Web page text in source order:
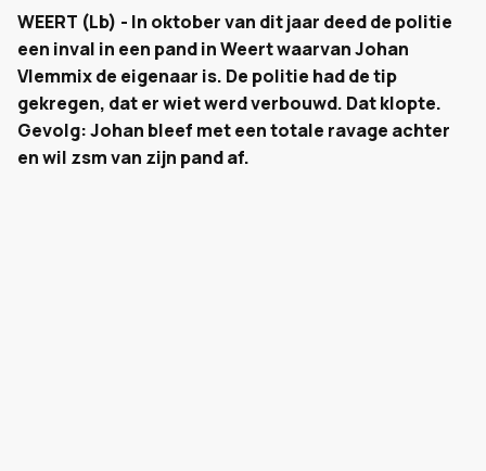
WEERT (Lb) - In oktober van dit jaar deed de politie
een inval in een pand in Weert waarvan Johan
Vlemmix de eigenaar is. De politie had de tip
gekregen, dat er wiet werd verbouwd. Dat klopte.
Gevolg: Johan bleef met een totale ravage achter
en wil zsm van zijn pand af.